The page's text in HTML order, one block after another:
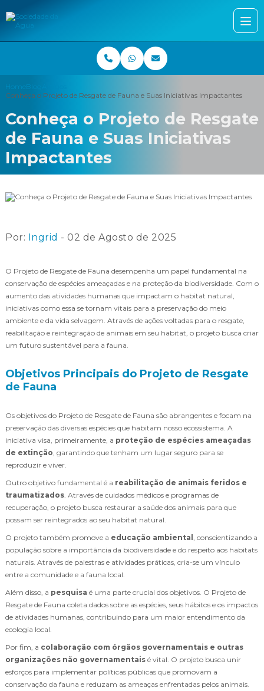
Home Blog
Conheça o Projeto de Resgate de Fauna e Suas Iniciativas Impactantes
Conheça o Projeto de Resgate
de Fauna e Suas Iniciativas
Impactantes
Por: Ingrid - 02 de Agosto de 2025
O Projeto de Resgate de Fauna desempenha um papel fundamental na
conservação de espécies ameaçadas e na proteção da biodiversidade. Com o
aumento das atividades humanas que impactam o habitat natural,
iniciativas como essa se tornam vitais para a preservação do meio
ambiente e da vida selvagem. Através de ações voltadas para o resgate,
reabilitação e reintegração de animais em seu habitat, o projeto busca criar
um futuro sustentável para a fauna.
Objetivos Principais do Projeto de Resgate
de Fauna
Os objetivos do Projeto de Resgate de Fauna são abrangentes e focam na
preservação das diversas espécies que habitam nosso ecossistema. A
iniciativa visa, primeiramente, a proteção de espécies ameaçadas
de extinção, garantindo que tenham um lugar seguro para se
reproduzir e viver.
Outro objetivo fundamental é a reabilitação de animais feridos e
traumatizados. Através de cuidados médicos e programas de
recuperação, o projeto busca restaurar a saúde dos animais para que
possam ser reintegrados ao seu habitat natural.
O projeto também promove a educação ambiental , conscientizando a
população sobre a importância da biodiversidade e do respeito aos habitats
naturais. Através de palestras e atividades práticas, cria-se um vínculo
entre a comunidade e a fauna local.
Além disso, a pesquisa é uma parte crucial dos objetivos. O Projeto de
Resgate de Fauna coleta dados sobre as espécies, seus hábitos e os impactos
de atividades humanas, contribuindo para um maior entendimento da
ecologia local.
Por fim, a colaboração com órgãos governamentais e outras
organizações não governamentais é vital. O projeto busca unir
esforços para implementar políticas públicas que promovam a
conservação da fauna e reduzam as ameaças enfrentadas pelos animais.